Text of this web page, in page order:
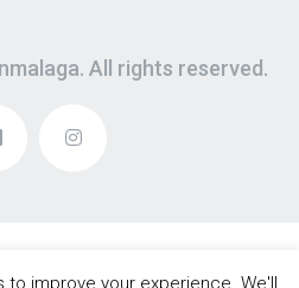
All rights reserved.
improve your experience. We'll